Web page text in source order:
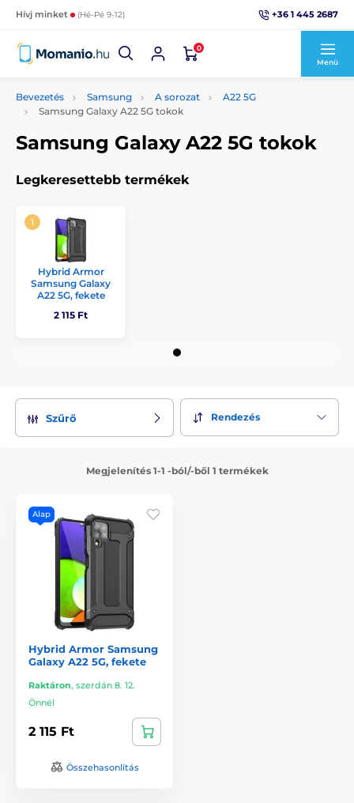
Hívj minket (Hé-Pé 9-12) +36 1 445 2687
0
Menü
Bevezetés Samsung A sorozat
A22 5G
Samsung Galaxy A22 5G tokok
Samsung Galaxy A22 5G tokok
Legkeresettebb termékek
Hybrid Armor
Samsung Galaxy
A22 5G, fekete
2 115 Ft
Szűrő Rendezés
Megjelenítés 1-1 -ból/-ből 1 termékek
Alap
Hybrid Armor Samsung
Galaxy A22 5G, fekete
Raktáron, szerdán 8. 12.
Önnél
2 115 Ft
Összehasonlítás